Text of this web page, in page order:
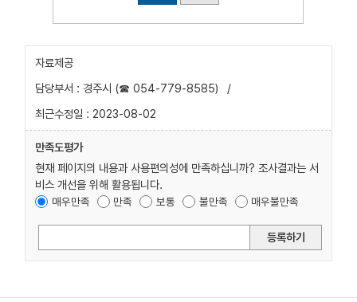
자료제공
담당부서 : 경주시 (☎ 054-779-8585)
/
최근수정일 : 2023-08-02
만족도평가
현재 페이지의 내용과 사용편의성에 만족하십니까? 조사결과는 서
비스 개선을 위해 활용됩니다.
매우만족 만족 보통 불만족 매우불만족
등록하기